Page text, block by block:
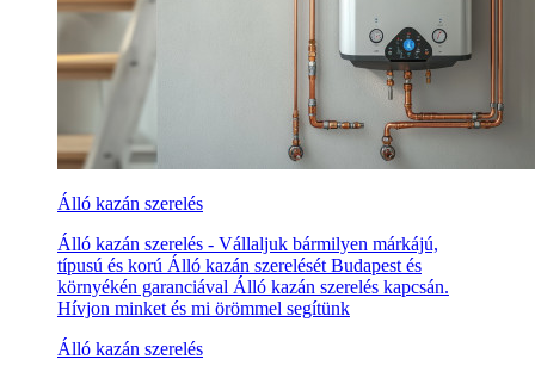
Álló kazán szerelés
Álló kazán szerelés - Vállaljuk bármilyen márkájú,
típusú és korú Álló kazán szerelését Budapest és
környékén garanciával Álló kazán szerelés kapcsán.
Hívjon minket és mi örömmel segítünk
Álló kazán szerelés